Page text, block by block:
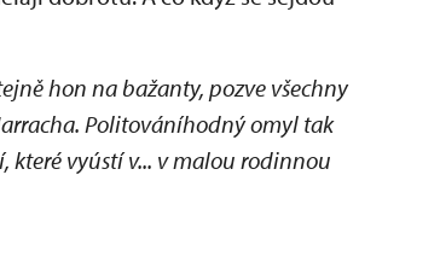
hon na bažanty, pozve všechny
Politováníhodný omyl tak
které vyústí v... v malou rodinnou